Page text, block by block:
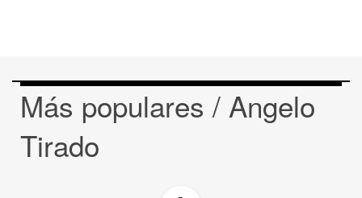
Más populares / Angelo
Tirado